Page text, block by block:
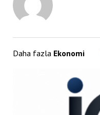
Daha fazla Ekonomi